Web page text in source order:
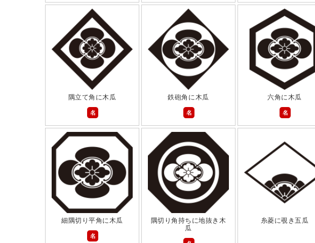
隅立て角に木瓜
名
鉄砲角に木瓜
名
六角に木瓜
名
細隅切り平角に木瓜
名
隅切り角持ちに地抜き木
瓜
糸菱に覗き五瓜